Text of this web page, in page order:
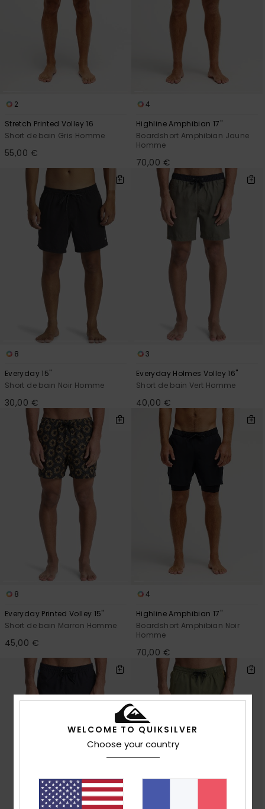
2
Stretch Printed Volley 16
Short de bain Gris Homme
55,00 €
4
Highline Amphibian 17"
Boardshort Amphibian Jaune
Homme
70,00 €
8
Everyday 15"
Short de bain Noir Homme
30,00 €
3
Everyday Holmes Volley 16"
Short de bain Vert Homme
40,00 €
8
Everyday Printed Volley 15"
Short de bain Marron Homme
45,00 €
4
Highline Amphibian 17"
Boardshort Amphibian Noir
Homme
70,00 €
WELCOME TO QUIKSILVER
Choose your country